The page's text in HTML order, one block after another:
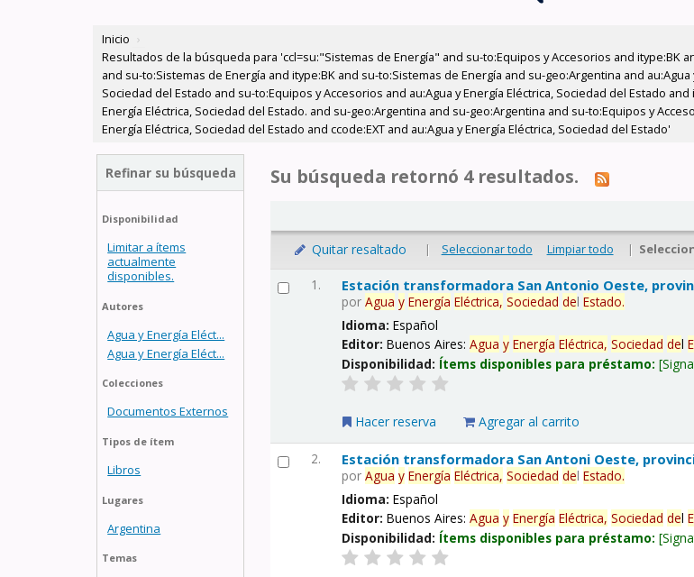
Inicio ›
Resultados de la búsqueda para 'ccl=su:"Sistemas de Energía" and su-to:Equipos y Accesorios and itype:BK
and su-to:Sistemas de Energía and itype:BK and su-to:Sistemas de Energía and su-geo:Argentina and
Sociedad del Estado and su-to:Equipos y Accesorios and au:Agua y Energía Eléctrica, Sociedad del Estado
Energía Eléctrica, Sociedad del Estado. and su-geo:Argentina and su-geo:Argentina and su-to:Equipos y
Energía Eléctrica, Sociedad del Estado and ccode:EXT and au:Agua y Energía Eléctrica, Sociedad del Estado'
Refinar su búsqueda
Disponibilidad
Limitar a ítems
actualmente
disponibles.
Autores
Agua y Energía Eléct...
Agua y Energía Eléct...
Colecciones
Documentos Externos
Tipos de ítem
Libros
Lugares
Argentina
Temas
Su búsqueda retornó 4 resultados.
Quitar resaltado | Seleccionar todo Limpiar todo |
1. Estación transformadora San Antonio Oeste,
porAgua y Energía Eléctrica, Sociedad delEstado.
Idioma:Español
Editor:Buenos Aires:Agua y Energía Eléctrica, Sociedad del
Disponibilidad: Ítems disponibles para préstamo:
Hacer reserva Agregar al carrito
2. Estación transformadora San Antoni Oeste,
porAgua y Energía Eléctrica, Sociedad delEstado.
Idioma:Español
Editor:Buenos Aires:Agua y Energía Eléctrica, Sociedad del
Disponibilidad: Ítems disponibles para préstamo: